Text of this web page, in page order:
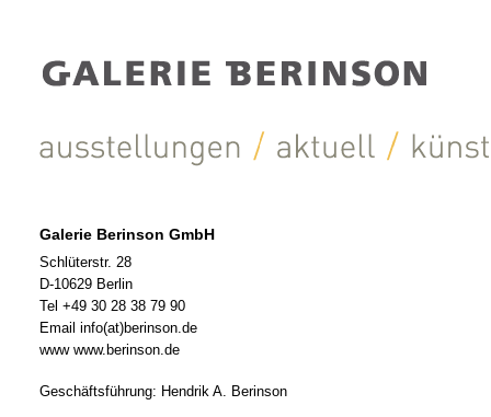
Galerie Berinson GmbH
Schlüterstr. 28
D-10629 Berlin
Tel +49 30 28 38 79 90
Email info(at)berinson.de
www www.berinson.de
Geschäftsführung: Hendrik A. Berinson